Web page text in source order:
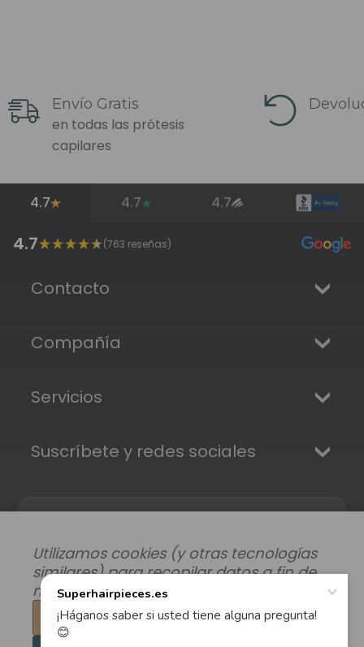
Envío Gratis
en todas las prótesis
capilares
4.7 4.7 4.7
4.7 (763 reseñas)
Contacto
Compañía
Servicios
Suscríbete y redes sociales
Utilizamos cookies (y otras tecnologías
similares) para recopilar datos a fin de
mejorar su experiencia de compra.
Configuración